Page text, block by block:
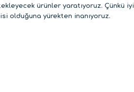
ürünler yaratıyoruz. Çünkü iyi
olduğuna yürekten inanıyoruz.